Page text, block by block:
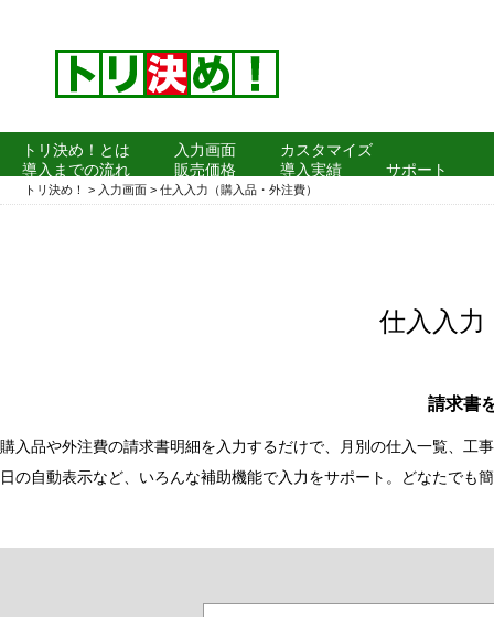
トリ決め！とは 入力画面
カスタマイズ
導入までの流れ
販売価格 導入実績
サポート
よくある質問
トリ決め！ > 入力画面 >仕入入力（購入品・外注費）
仕入入力
請求書
購入品や外注費の請求書明細を入力するだけで、月別の仕入一覧、工
日の自動表示など、いろんな補助機能で入力をサポート。どなたでも